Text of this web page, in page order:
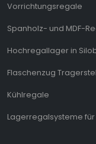
Vorrichtungsregale
Spanholz- und MDF-
Hochregallager in
Flaschenzug
Kühlregale
Lagerregalsysteme